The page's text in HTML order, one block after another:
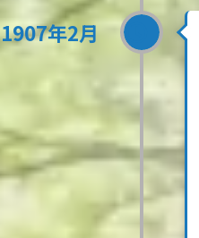
1907年2月